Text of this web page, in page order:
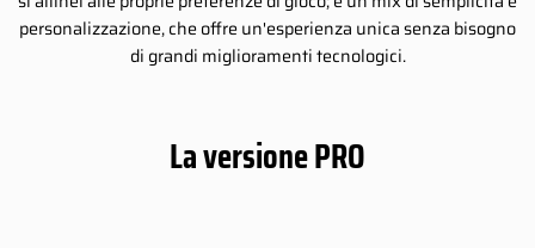
personalizzazione, che offre un'esperienza unica senza bisogno
di grandi miglioramenti tecnologici.
La versione PRO